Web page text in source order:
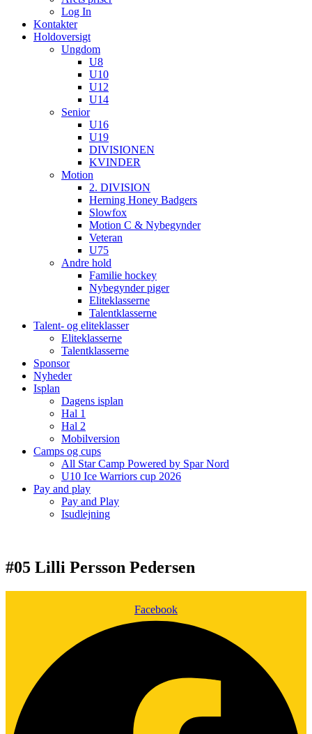
Log In
Kontakter
Holdoversigt
Ungdom
U8
U10
U12
U14
Senior
U16
U19
DIVISIONEN
KVINDER
Motion
2. DIVISION
Herning Honey Badgers
Slowfox
Motion C & Nybegynder
Veteran
U75
Andre hold
Familie hockey
Nybegynder piger
Eliteklasserne
Talentklasserne
Talent- og eliteklasser
Eliteklasserne
Talentklasserne
Sponsor
Nyheder
Isplan
Dagens isplan
Hal 1
Hal 2
Mobilversion
Camps og cups
All Star Camp Powered by Spar Nord
U10 Ice Warriors cup 2026
Pay and play
Pay and Play
Isudlejning
#05 Lilli Persson Pedersen
Facebook